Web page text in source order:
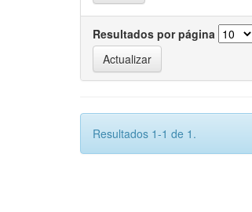
Resultados por página
Resultados 1-1 de 1.